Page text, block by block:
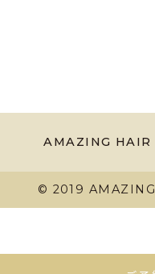
AMAZING
© 2019 AMAZING